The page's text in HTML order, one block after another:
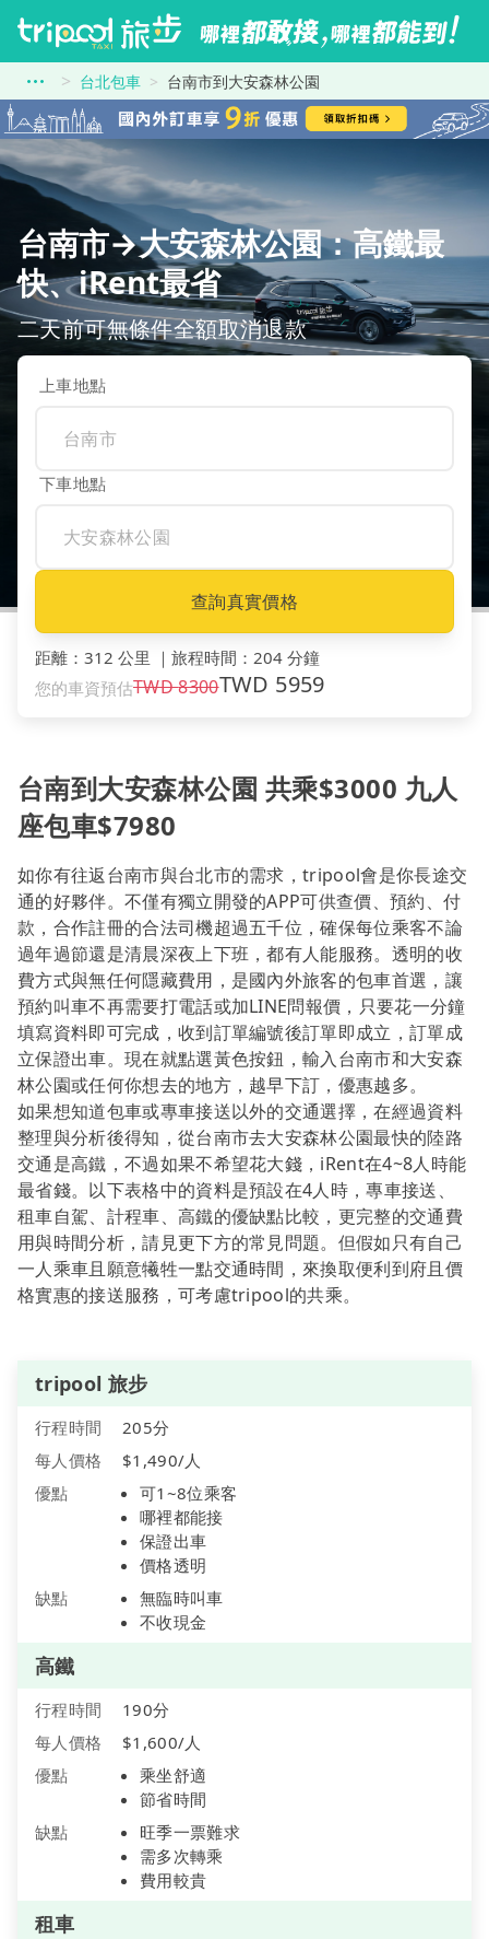
台北包車 台南市到大安森林公園
台南市→大安森林公園：高鐵最
快、iRent最省
二天前可無條件全額取消退款
上車地點
下車地點
查詢真實價格
距離 ： 312 公里 ｜ 旅程時間 ： 204 分鐘
您的車資預估TWD8300TWD 5959
台南到大安森林公園 共乘$3000 九人
座包車$7980
如你有往返台南市與台北市的需求，tripool會是你長途交
通的好夥伴。不僅有獨立開發的APP可供查價、預約、付
款，合作註冊的合法司機超過五千位，確保每位乘客不論
過年過節還是清晨深夜上下班，都有人能服務。透明的收
費方式與無任何隱藏費用，是國內外旅客的包車首選，讓
預約叫車不再需要打電話或加LINE問報價，只要花一分鐘
填寫資料即可完成，收到訂單編號後訂單即成立，訂單成
立保證出車。現在就點選黃色按鈕，輸入台南市和大安森
林公園或任何你想去的地方，越早下訂，優惠越多。
如果想知道包車或專車接送以外的交通選擇，在經過資料
整理與分析後得知，從台南市去大安森林公園最快的陸路
交通是高鐵，不過如果不希望花大錢，iRent在4~8人時能
最省錢。以下表格中的資料是預設在4人時，專車接送、
租車自駕、計程車、高鐵的優缺點比較，更完整的交通費
用與時間分析，請見更下方的常見問題。但假如只有自己
一人乘車且願意犧牲一點交通時間，來換取便利到府且價
格實惠的接送服務，可考慮tripool的共乘。
tripool 旅步
行程時間
205分
每人價格
$1,490/人
優點
可1~8位乘客
哪裡都能接
保證出車
價格透明
缺點
無臨時叫車
不收現金
高鐵
行程時間
190分
每人價格
$1,600/人
優點
乘坐舒適
節省時間
缺點
旺季一票難求
需多次轉乘
費用較貴
租車